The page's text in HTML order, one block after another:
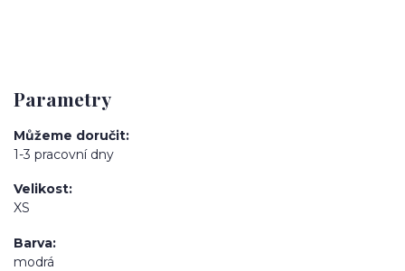
Parametry
Můžeme doručit
1-3 pracovní dny
Velikost
XS
Barva
modrá